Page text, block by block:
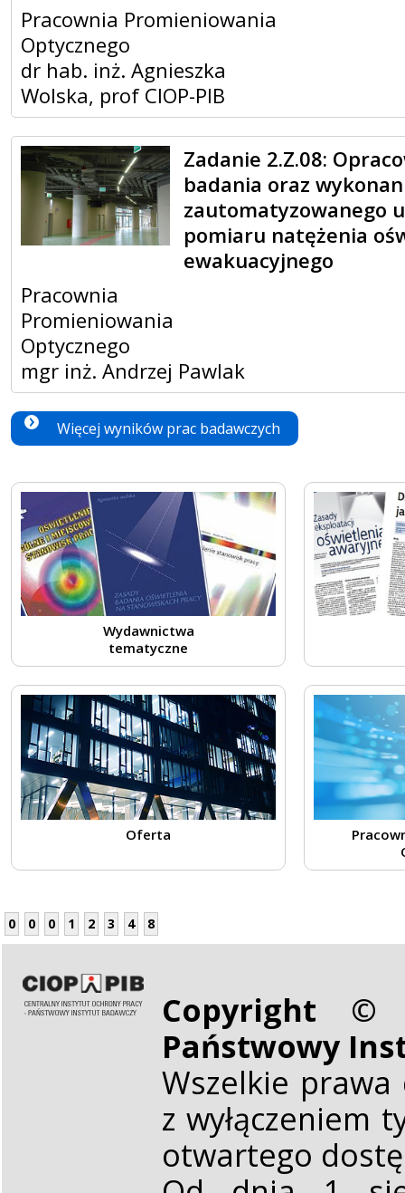
Pracownia Promieniowania
Optycznego
dr hab. inż. Agnieszka
Wolska, prof CIOP-PIB
Zadanie 2.Z.08:
badania oraz
zautomatyzowanego
pomiaru natężenia
ewakuacyjnego
Pracownia
Promieniowania
Optycznego
mgr inż. Andrzej Pawlak
Więcej wyników prac badawczych
Wydawnictwa
tematyczne
Oferta
0 0 0 1 2 3 4 8
Copyright ©
Państwowy
Wszelkie
z wyłączeniem
otwartego